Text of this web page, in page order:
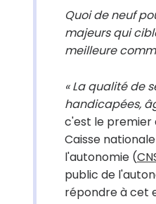
Quoi de neuf
majeurs qui
meilleure
« La qualité de
handicapées,
c'est le premier
Caisse
l'autonomie (
public de
répondre à cet